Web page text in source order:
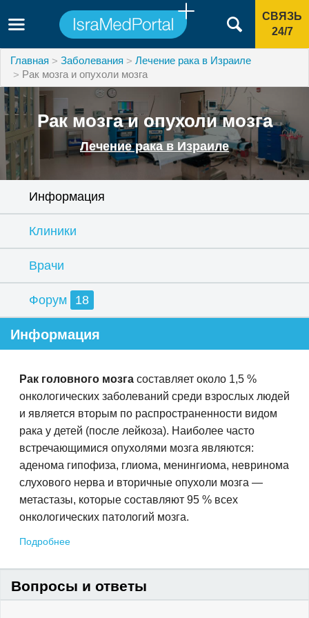
СВЯЗЬ
24/7
Главная Заболевания
Лечение рака в Израиле
Рак мозга и опухоли мозга
Рак мозга и опухоли мозга
Лечение рака в Израиле
Информация
Клиники
Врачи
Форум 18
Информация
Рак головного мозга составляет около 1,5 %
онкологических заболеваний среди взрослых людей
и является вторым по распространенности видом
рака у детей (после лейкоза). Наиболее часто
встречающимися опухолями мозга являются:
аденома гипофиза, глиома, менингиома, невринома
слухового нерва и вторичные опухоли мозга —
метастазы, которые составляют 95 % всех
онкологических патологий мозга.
Подробнее
Вопросы и ответы